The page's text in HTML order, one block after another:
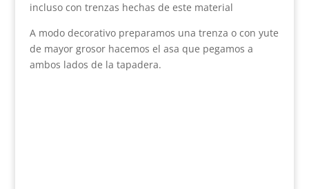
incluso con trenzas hechas de este material
A modo decorativo preparamos una trenza o con yute
de mayor grosor hacemos el asa que pegamos a
ambos lados de la tapadera.